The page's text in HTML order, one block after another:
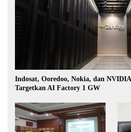
Indosat, Ooredoo, Nokia, dan
Targetkan AI Factory 1 GW